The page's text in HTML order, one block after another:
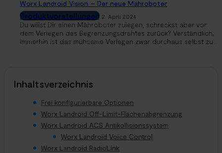
Worx Landroid Vision – Der neue Mähroboter
Produktvorstellungen 2. April 2024
Du willst Dir einen Mähroboter zulegen, schreckst aber vor
dem Verlegen des Begrenzungsdrahtes zurück? Verständlich;
immerhin ist das mühsame Verlegen zwar durchaus selbst zu...
Inhaltsverzeichnis
Frei konfigurierbare Optionen
Worx Landroid Off-Limit-Flächenabgrenzung
Worx Landroid ACS Antikollisionssystem
Worx Landroid Voice Control
Worx Landroid RadioLink